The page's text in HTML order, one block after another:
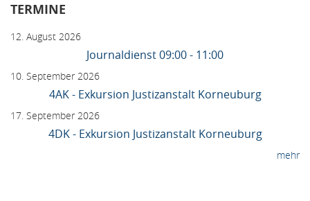
TERMINE
12. August 2026
Journaldienst 09:00 - 11:00
10. September 2026
4AK - Exkursion Justizanstalt Korneuburg
17. September 2026
4DK - Exkursion Justizanstalt Korneuburg
mehr